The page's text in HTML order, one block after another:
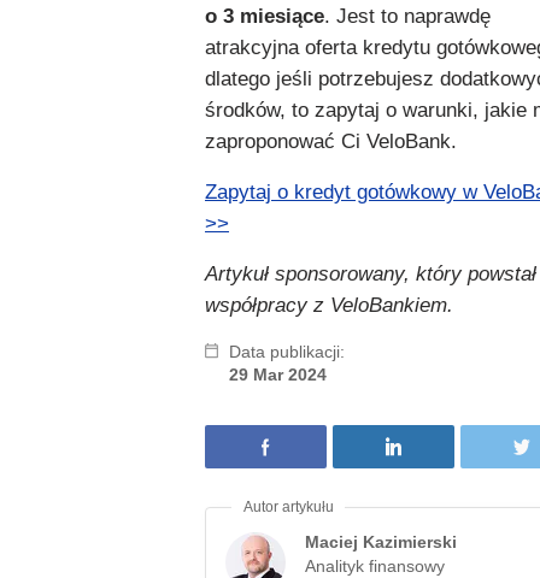
o 3 miesiące. Jest to naprawdę
atrakcyjna oferta kredytu
dlatego jeśli potrzebujesz
środków, to zapytaj o warunki, jakie
zaproponować Ci VeloBank.
Zapytaj o kredyt gotówkowy w
>>
Artykuł sponsorowany, który
współpracy z VeloBankiem.
Data publikacji:
29 Mar 2024
Maciej Kazimierski
Analityk finansowy